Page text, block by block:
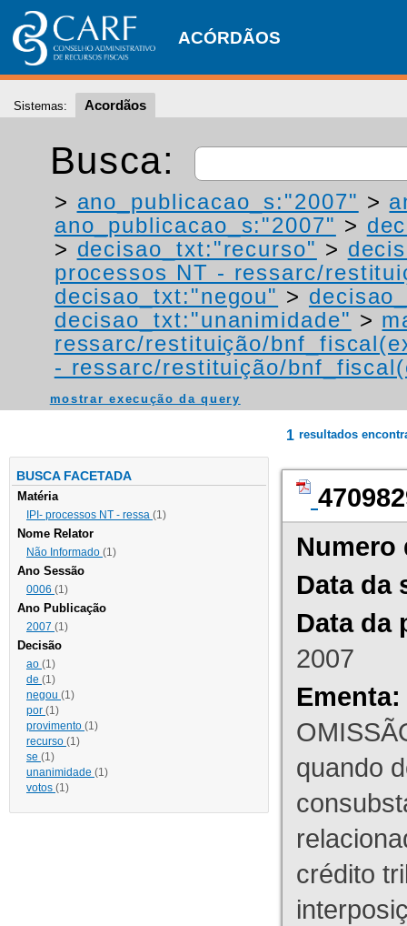
ACÓRDÃOS
Sistemas: Acordãos
Busca:
> ano_publicacao_s:"2007" >
ano_publicacao_s:"2007" >
> decisao_txt:"recurso" >
processos NT - ressarc/
decisao_txt:"negou" >
decisao_txt:"unanimidade" >
ressarc/restituição/
- ressarc/restituição/
mostrar execução da query
BUSCA FACETADA
Matéria
IPI- processos NT - ressa (1)
Nome Relator
Não Informado (1)
Ano Sessão
0006 (1)
Ano Publicação
2007 (1)
Decisão
ao (1)
de (1)
negou (1)
por (1)
provimento (1)
recurso (1)
se (1)
unanimidade (1)
votos (1)
1 resultados
Numero
Data da
Data da
2007
Ementa:
quando
crédito